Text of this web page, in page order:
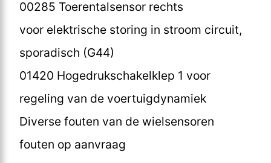
00285 Toerentalsensor rechts
voor elektrische storing in stroom circuit,
sporadisch (G44)
01420 Hogedrukschakelklep 1 voor
regeling van de voertuigdynamiek
Diverse fouten van de wielsensoren
fouten op aanvraag